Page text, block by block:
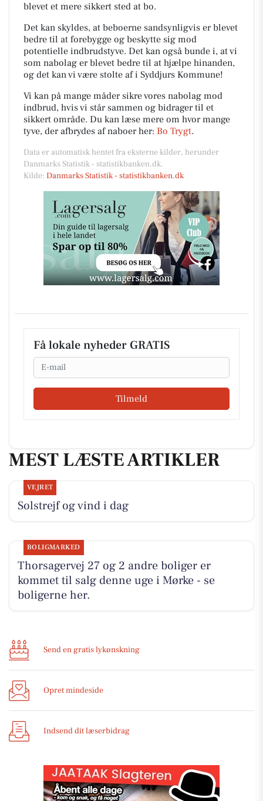
blevet et mere sikkert sted at bo.
Det kan skyldes, at beboerne sandsynligvis er blevet
bedre til at forebygge og beskytte sig mod
potentielle indbrudstyve. Det kan også bunde i, at vi
som nabolag er blevet bedre til at hjælpe hinanden,
og det kan vi være stolte af i Syddjurs Kommune!
Vi kan på mange måder sikre vores nabolag mod
indbrud, hvis vi står sammen og bidrager til et
sikkert område. Du kan læse mere om hvor mange
tyve, der afbrydes af naboer her: Bo Trygt.
Data er automatisk hentet fra eksterne kilder, herunder
Danmarks Statistik - statistikbanken.dk.
Kilde: Danmarks Statistik - statistikbanken.dk
Få lokale nyheder GRATIS
Email
Tilmeld
MEST LÆSTE ARTIKLER
VEJRET
Solstrejf og vind i dag
BOLIGMARKED
Thorsagervej 27 og 2 andre boliger er
kommet til salg denne uge i Mørke - se
boligerne her.
Send en gratis lykønskning
Opret mindeside
Indsend dit læserbidrag